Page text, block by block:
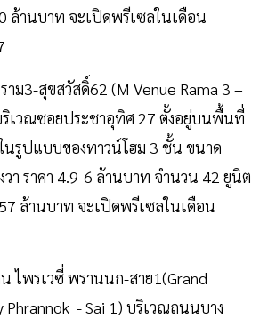
ล้านบาท จะเปิดพรีเซลในเดือน
าม3-สุขสวัสดิ์62 (M Venue Rama 3 –
ริเวณซอยประชาอุทิศ 27 ตั้งอยู่บนพื้นที่
รูปแบบของทาวน์โฮม 3 ชั้น ขนาด
วา ราคา 4.9-6 ล้านบาท จำนวน 42 ยูนิต
ล้านบาท จะเปิดพรีเซลในเดือน
ไพรเวซี่ พรานนก-สาย1(Grand
Phrannok - Sai 1) บริเวณถนนบาง